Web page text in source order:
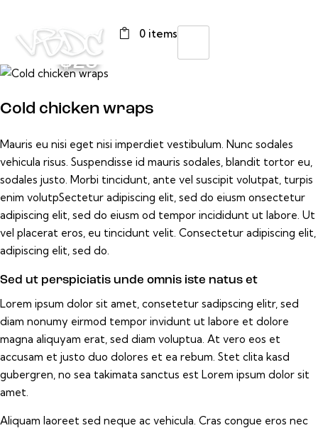
0 items
$25
Cold chicken wraps
Mauris eu nisi eget nisi imperdiet vestibulum. Nunc sodales
vehicula risus. Suspendisse id mauris sodales, blandit tortor eu,
sodales justo. Morbi tincidunt, ante vel suscipit volutpat, turpis
enim volutpSectetur adipiscing elit, sed do eiusm onsectetur
adipiscing elit, sed do eiusm od tempor incididunt ut labore. Ut
vel placerat eros, eu tincidunt velit. Consectetur adipiscing elit,
adipiscing elit, sed do.
Sed ut perspiciatis unde omnis iste natus et
Lorem ipsum dolor sit amet, consetetur sadipscing elitr, sed
diam nonumy eirmod tempor invidunt ut labore et dolore
magna aliquyam erat, sed diam voluptua. At vero eos et
accusam et justo duo dolores et ea rebum. Stet clita kasd
gubergren, no sea takimata sanctus est Lorem ipsum dolor sit
amet.
Aliquam laoreet sed neque ac vehicula. Cras congue eros nec